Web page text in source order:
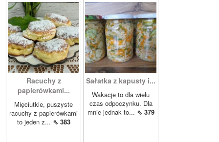
Racuchy z
papierówkami...
Mięciutkie, puszyste
racuchy z papierówkami
to jeden z... ⇖ 383
Sałatka z kapusty i...
Wakacje to dla wielu
czas odpoczynku. Dla
mnie jednak to... ⇖ 379